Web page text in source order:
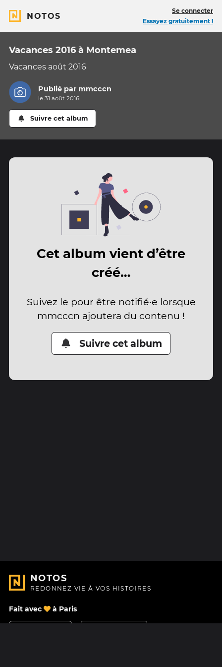
NOTOS
Se connecter
Essayez gratuitement !
Vacances 2016 à Montemea
Vacances août 2016
Publié par mmcccn
le 31 août 2016
Suivre cet album
Cet album vient d’être
créé…
Suivez le pour être notifié·e lorsque
mmcccn ajoutera du contenu !
Suivre cet album
NOTOS
REDONNEZ VIE À VOS HISTOIRES
Fait avec à Paris